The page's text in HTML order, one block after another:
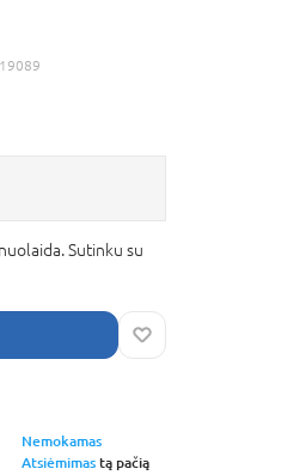
Sutinku su
Nemokamas
Atsiėmimastą pačią